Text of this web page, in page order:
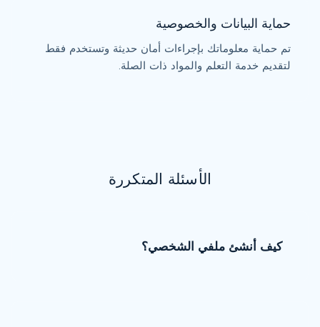
حماية البيانات والخصوصية
تم حماية معلوماتك بإجراءات أمان حديثة وتستخدم فقط
لتقديم خدمة التعلم والمواد ذات الصلة.
الأسئلة المتكررة
كيف أنشئ ملفي الشخصي؟